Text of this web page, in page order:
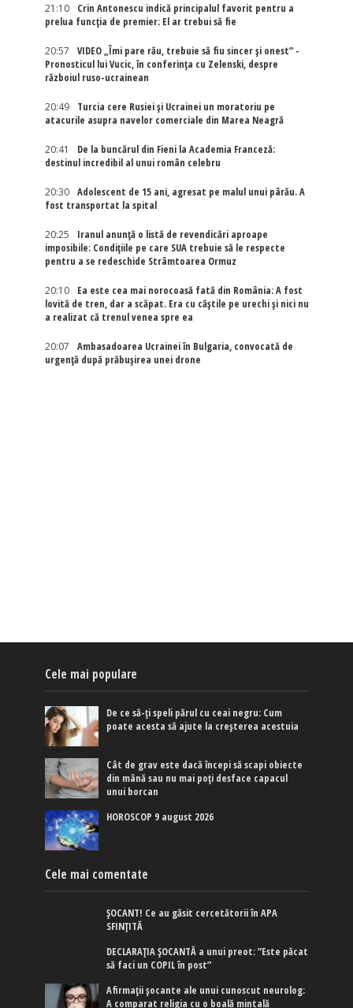
21:10
Crin Antonescu indică principalul favorit pentru a
prelua funcția de premier: El ar trebui să fie
20:57
VIDEO „Îmi pare rău, trebuie să fiu sincer și onest” -
Pronosticul lui Vucic, în conferința cu Zelenski, despre
războiul ruso-ucrainean
20:49
Turcia cere Rusiei și Ucrainei un moratoriu pe
atacurile asupra navelor comerciale din Marea Neagră
20:41
De la buncărul din Fieni la Academia Franceză:
destinul incredibil al unui român celebru
20:30
Adolescent de 15 ani, agresat pe malul unui pârău. A
fost transportat la spital
20:25
Iranul anunță o listă de revendicări aproape
imposibile: Condițiile pe care SUA trebuie să le respecte
pentru a se redeschide Strâmtoarea Ormuz
20:10
Ea este cea mai norocoasă fată din România: A fost
lovită de tren, dar a scăpat. Era cu căștile pe urechi și nici nu
a realizat că trenul venea spre ea
20:07
Ambasadoarea Ucrainei în Bulgaria, convocată de
urgență după prăbușirea unei drone
Cele mai populare
De ce să-ți speli părul cu ceai negru: Cum
poate acesta să ajute la creșterea acestuia
Cât de grav este dacă începi să scapi obiecte
din mână sau nu mai poți desface capacul
unui borcan
HOROSCOP 9 august 2026
Cele mai comentate
ȘOCANT! Ce au găsit cercetătorii în APA
SFINȚITĂ
DECLARAȚIA ȘOCANTĂ a unui preot: ”Este păcat
să faci un COPIL în post”
Afirmaţii şocante ale unui cunoscut neurolog:
A comparat religia cu o boală mintală